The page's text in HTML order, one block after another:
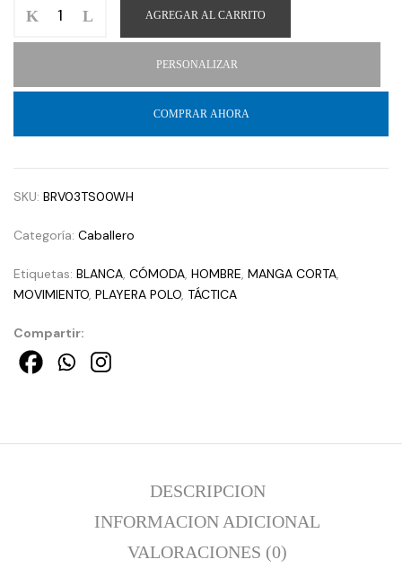
AGREGAR AL CARRITO
PERSONALIZAR
COMPRAR AHORA
SKU: BRV03TS00WH
Categoría: Caballero
Etiquetas: BLANCA, CÓMODA, HOMBRE, MANGA CORTA,
MOVIMIENTO, PLAYERA POLO, TÁCTICA
Compartir:
DESCRIPCION
INFORMACION ADICIONAL
VALORACIONES (0)